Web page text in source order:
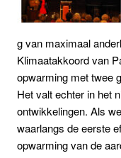
g van maximaal
Klimaatakkoord van
opwarming met twee
Het valt echter in het
ontwikkelingen. Als
waarlangs de eerste
opwarming van de